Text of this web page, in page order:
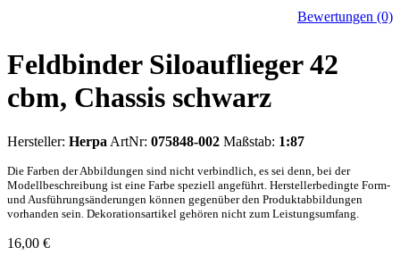
Bewertungen (0)
Feldbinder Siloauflieger 42
cbm, Chassis schwarz
Hersteller: Herpa ArtNr: 075848-002 Maßstab: 1:87
Die Farben der Abbildungen sind nicht verbindlich, es sei denn, bei der
Modellbeschreibung ist eine Farbe speziell angeführt. Herstellerbedingte Form-
und Ausführungsänderungen können gegenüber den Produktabbildungen
vorhanden sein. Dekorationsartikel gehören nicht zum Leistungsumfang.
16,00 €